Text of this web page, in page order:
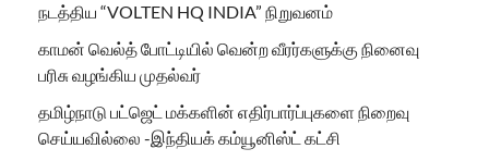
நடத்திய “VOLTEN HQ INDIA” நிறுவனம்
காமன் வெல்த் போட்டியில் வென்ற வீரர்களுக்கு நினைவு
பரிசு வழங்கிய முதல்வர்
தமிழ்நாடு பட்ஜெட் மக்களின் எதிர்பார்ப்புகளை நிறைவு
செய்யவில்லை -இந்தியக் கம்யூனிஸ்ட் கட்சி